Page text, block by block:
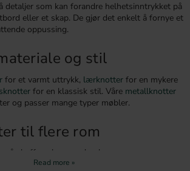
detaljer som kan forandre helhetsinntrykket på
eller et skap. De gjør det enkelt å fornye et
oppussing.
og stil
for et varmt uttrykk, lærknotter for en mykere
for en klassisk stil. Våre metallknotter
og passer mange typer møbler.
til flere rom
skuffer, skap, garderober og
kjøkkenfronter kan du også utforske våre